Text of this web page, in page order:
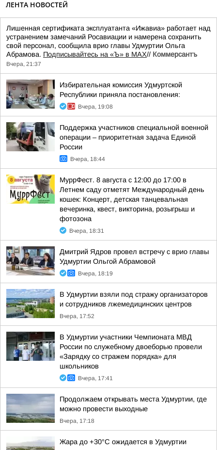
ЛЕНТА НОВОСТЕЙ
Лишенная сертификата эксплуатанта «Ижавиа» работает над
устранением замечаний Росавиации и намерена сохранить
свой персонал, сообщила врио главы Удмуртии Ольга
Абрамова. Подписывайтесь на «Ъ» в MAX// Коммерсантъ
Вчера, 21:37
Избирательная комиссия Удмуртской
Республики приняла постановления:
Вчера, 19:08
Поддержка участников специальной военной
операции – приоритетная задача Единой
России
Вчера, 18:44
МуррФест. 8 августа с 12:00 до 17:00 в
Летнем саду отметят Международный день
кошек: Концерт, детская танцевальная
вечеринка, квест, викторина, розыгрыш и
фотозона
Вчера, 18:31
Дмитрий Ядров провел встречу с врио главы
Удмуртии Ольгой Абрамовой
Вчера, 18:19
В Удмуртии взяли под стражу организаторов
и сотрудников лжемедицинских центров
Вчера, 17:52
В Удмуртии участники Чемпионата МВД
России по служебному двоеборью провели
«Зарядку со стражем порядка» для
школьников
Вчера, 17:41
Продолжаем открывать места Удмуртии, где
можно провести выходные
Вчера, 17:18
Жара до +30°С ожидается в Удмуртии